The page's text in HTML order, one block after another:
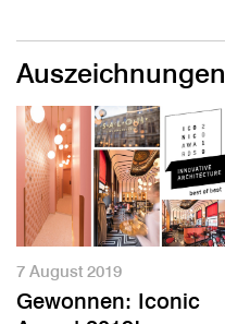
Auszeichnungen
7 August 2019
Gewonnen: Iconic